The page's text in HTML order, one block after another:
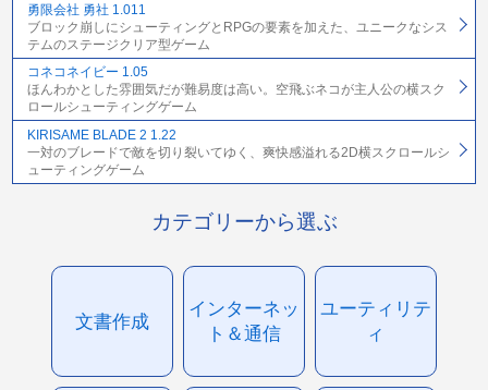
勇限会社 勇社 1.011
ブロック崩しにシューティングとRPGの要素を加えた、ユニークなシス
テムのステージクリア型ゲーム
コネコネイビー 1.05
ほんわかとした雰囲気だが難易度は高い。空飛ぶネコが主人公の横スク
ロールシューティングゲーム
KIRISAME BLADE 2 1.22
一対のブレードで敵を切り裂いてゆく、爽快感溢れる2D横スクロールシ
ューティングゲーム
カテゴリーから選ぶ
文書作成
インターネッ
ト＆通信
ユーティリテ
ィ